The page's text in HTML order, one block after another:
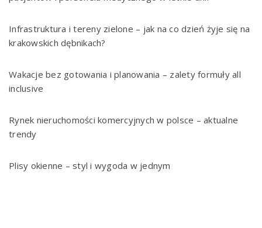
Infrastruktura i tereny zielone – jak na co dzień żyje się na
krakowskich dębnikach?
Wakacje bez gotowania i planowania – zalety formuły all
inclusive
Rynek nieruchomości komercyjnych w polsce – aktualne
trendy
Plisy okienne – styl i wygoda w jednym